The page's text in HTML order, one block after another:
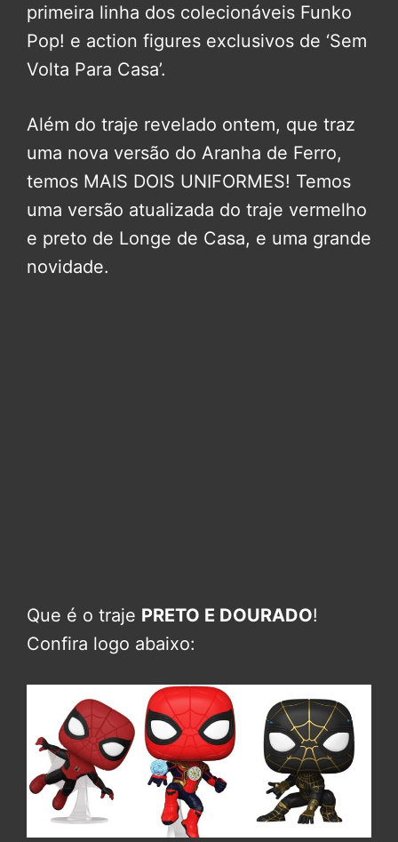
primeira linha dos colecionáveis Funko
Pop! e action figures exclusivos de ‘Sem
Volta Para Casa’.
Além do traje revelado ontem, que traz
uma nova versão do Aranha de Ferro,
temos MAIS DOIS UNIFORMES! Temos
uma versão atualizada do traje vermelho
e preto de Longe de Casa, e uma grande
novidade.
Que é o traje PRETO E DOURADO!
Confira logo abaixo: